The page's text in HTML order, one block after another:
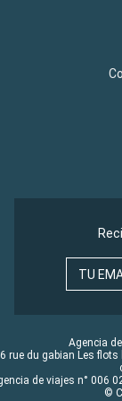
TU
Agencia
rue du gabian Les
de viajes n° 006
©